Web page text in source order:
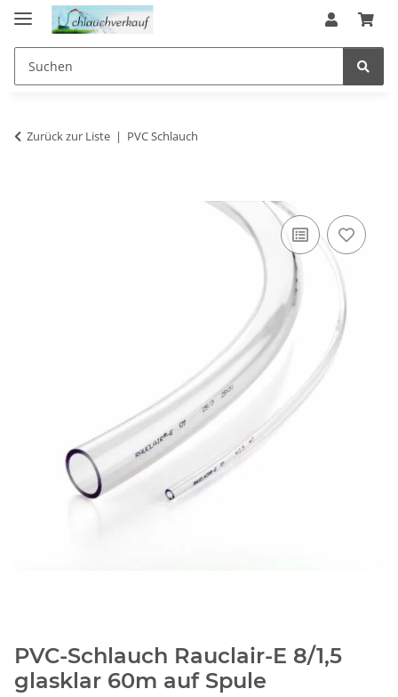
Zurück zur Liste PVC Schlauch
PVC-Schlauch Rauclair-E 8/1,5
glasklar 60m auf Spule